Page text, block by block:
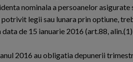
nominala a persoanelor
legii sau lunara prin optiune,
de 15 ianuarie 2016 (art.88,
2016 au obligatia depunerii